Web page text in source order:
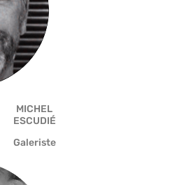
MICHEL
ESCUDIÉ
Galeriste